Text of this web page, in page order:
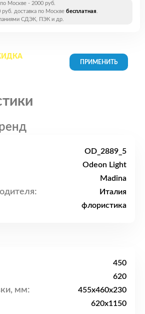
Москве - 2000 руб.
руб. доставка по Москве бесплатная.
СДЭК, ПЭК и др.
на все
OD_2889_5
Odeon Light
Madina
Италия
флористика
450
620
мм: 455x460x230
620x1150